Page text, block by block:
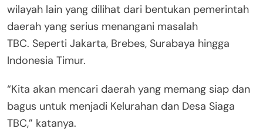
wilayah lain yang dilihat dari bentukan pemerintah
daerah yang serius menangani masalah
TBC. Seperti Jakarta, Brebes, Surabaya hingga
Indonesia Timur.
“Kita akan mencari daerah yang memang siap dan
bagus untuk menjadi Kelurahan dan Desa Siaga
TBC,” katanya.